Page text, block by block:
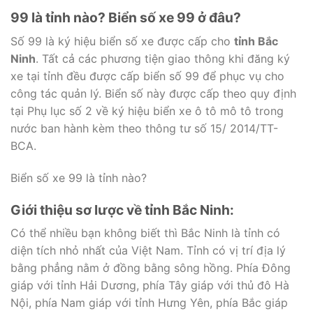
99 là tỉnh nào? Biển số xe 99 ở đâu?
Số 99 là ký hiệu biển số xe được cấp cho tỉnh Bắc
Ninh. Tất cả các phương tiện giao thông khi đăng ký
xe tại tỉnh đều được cấp biển số 99 để phục vụ cho
công tác quản lý. Biển số này được cấp theo quy định
tại Phụ lục số 2 về ký hiệu biển xe ô tô mô tô trong
nước ban hành kèm theo thông tư số 15/ 2014/TT-
BCA.
Biển số xe 99 là tỉnh nào?
Giới thiệu sơ lược về tỉnh Bắc Ninh:
Có thể nhiều bạn không biết thì Bắc Ninh là tỉnh có
diện tích nhỏ nhất của Việt Nam. Tỉnh có vị trí địa lý
bằng phẳng nằm ở đồng bằng sông hồng. Phía Đông
giáp với tỉnh Hải Dương, phía Tây giáp với thủ đô Hà
Nội, phía Nam giáp với tỉnh Hưng Yên, phía Bắc giáp